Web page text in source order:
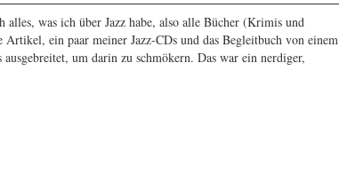
alles, was ich über Jazz habe, also alle Bücher (Krimis und
Artikel, ein paar meiner Jazz-CDs und das Begleitbuch von einem
um darin zu schmökern. Das war ein nerdiger,